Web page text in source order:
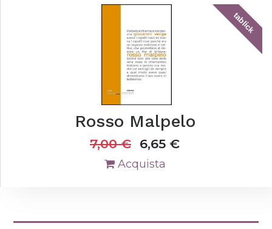
tablick
Rosso Malpelo
7,00€ 6,65 €
Acquista